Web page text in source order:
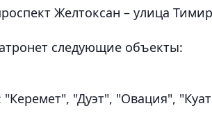
Желтоксан – улица
следующие объекты:
"Дуэт", "Овация",